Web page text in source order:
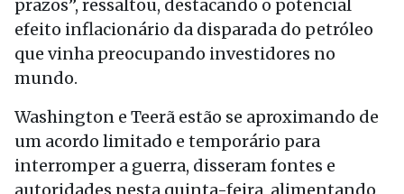
prazos”, ressaltou, destacando o potencial
efeito inflacionário da disparada do petróleo
que vinha preocupando investidores no
mundo.
Washington e Teerã estão se aproximando de
um acordo limitado e temporário para
interromper a guerra, disseram fontes e